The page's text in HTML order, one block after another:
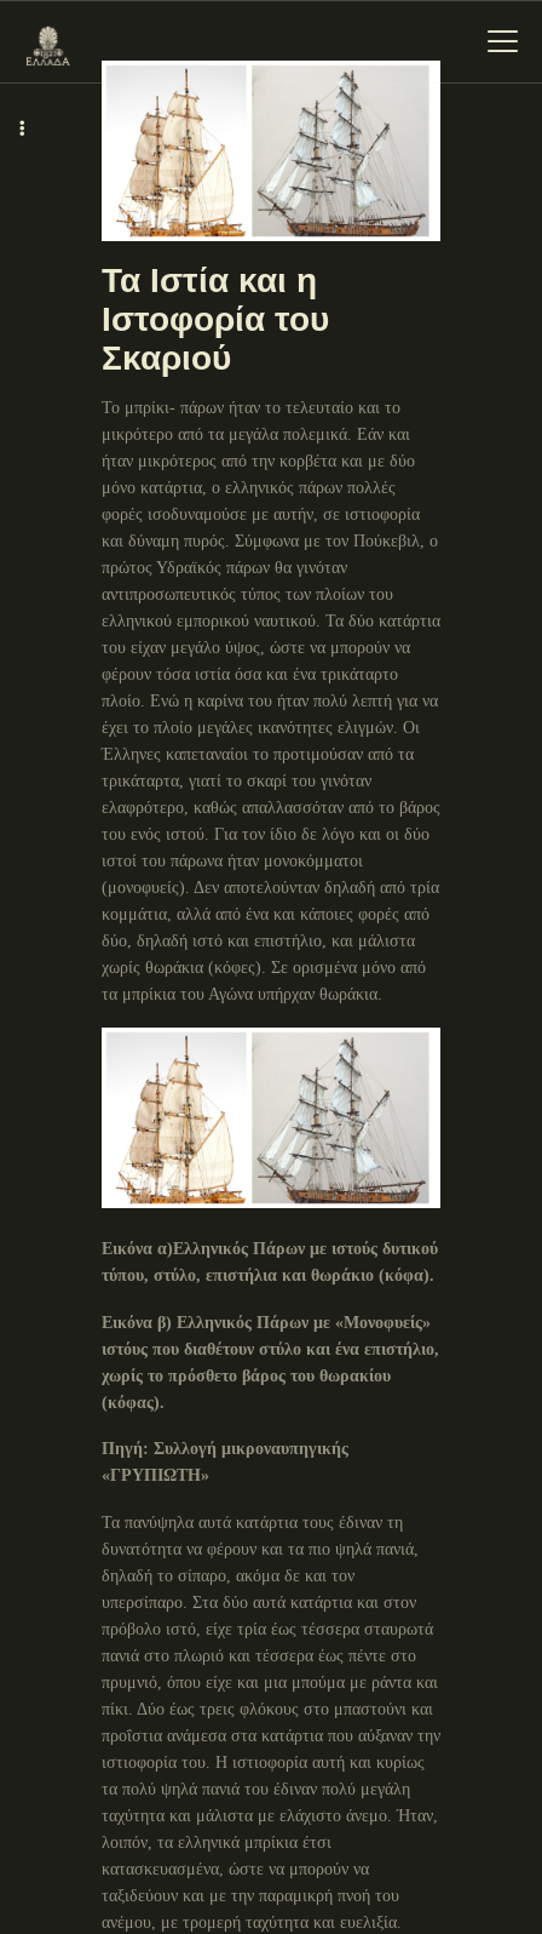
ΕΝΌΤΗΤΕΣ
ΞΥΛΌΚΑΣΤΡΟ –
Τα Ιστία και η
Ιστοφορία του
Σκαριού
Το μπρίκι- πάρων ήταν το τελευταίο και το
μικρότερο από τα μεγάλα πολεμικά. Εάν και
ήταν μικρότερος από την κορβέτα και με δύο
μόνο κατάρτια, ο ελληνικός πάρων πολλές
φορές ισοδυναμούσε με αυτήν, σε ιστιοφορία
και δύναμη πυρός. Σύμφωνα με τον Πούκεβιλ, ο
πρώτος Υδραϊκός πάρων θα γινόταν
αντιπροσωπευτικός τύπος των πλοίων του
ελληνικού εμπορικού ναυτικού. Τα δύο κατάρτια
του είχαν μεγάλο ύψος, ώστε να μπορούν να
φέρουν τόσα ιστία όσα και ένα τρικάταρτο
πλοίο. Ενώ η καρίνα του ήταν πολύ λεπτή για να
έχει το πλοίο μεγάλες ικανότητες ελιγμών. Οι
Έλληνες καπεταναίοι το προτιμούσαν από τα
τρικάταρτα, γιατί το σκαρί του γινόταν
ελαφρότερο, καθώς απαλλασσόταν από το βάρος
του ενός ιστού. Για τον ίδιο δε λόγο και οι δύο
ιστοί του πάρωνα ήταν μονοκόμματοι
(μονοφυείς). Δεν αποτελούνταν δηλαδή από τρία
κομμάτια, αλλά από ένα και κάποιες φορές από
δύο, δηλαδή ιστό και επιστήλιο, και μάλιστα
χωρίς θωράκια (κόφες). Σε ορισμένα μόνο από
τα μπρίκια του Αγώνα υπήρχαν θωράκια.
Εικόνα α)Ελληνικός Πάρων με ιστούς δυτικού
τύπου, στύλο, επιστήλια και θωράκιο (κόφα).
Εικόνα β) Ελληνικός Πάρων με «Μονοφυείς»
ιστόυς που διαθέτουν στύλο και ένα επιστήλιο,
χωρίς το πρόσθετο βάρος του θωρακίου
(κόφας).
Πηγή: Συλλογή μικροναυπηγικής
«ΓΡΥΠΙΩΤΗ»
Τα πανύψηλα αυτά κατάρτια τους έδιναν τη
δυνατότητα να φέρουν και τα πιο ψηλά πανιά,
δηλαδή το σίπαρο, ακόμα δε και τον
υπερσίπαρο. Στα δύο αυτά κατάρτια και στον
πρόβολο ιστό, είχε τρία έως τέσσερα σταυρωτά
πανιά στο πλωριό και τέσσερα έως πέντε στο
πρυμνιό, όπου είχε και μια μπούμα με ράντα και
πίκι. Δύο έως τρεις φλόκους στο μπαστούνι και
προΐστια ανάμεσα στα κατάρτια που αύξαναν την
ιστιοφορία του. Η ιστιοφορία αυτή και κυρίως
τα πολύ ψηλά πανιά του έδιναν πολύ μεγάλη
ταχύτητα και μάλιστα με ελάχιστο άνεμο. Ήταν,
λοιπόν, τα ελληνικά μπρίκια έτσι
κατασκευασμένα, ώστε να μπορούν να
ταξιδεύουν και με την παραμικρή πνοή του
ανέμου, με τρομερή ταχύτητα και ευελιξία.